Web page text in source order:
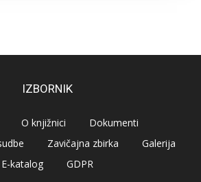
IZBORNIK
O knjižnici
Dokumenti
Zavičajna zbirka
Galerija
E-katalog
GDPR